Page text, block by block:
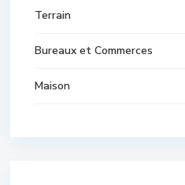
Terrain
Bureaux et Commerces
Maison